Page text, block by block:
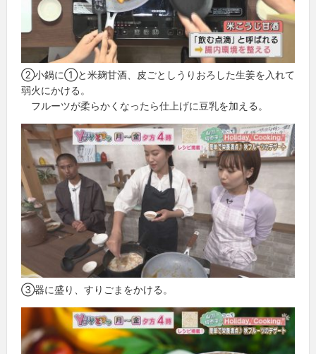
②小鍋に①と米麹甘酒、皮ごとしうりおろした生姜を入れて
弱火にかける。
フルーツが柔らかくなったら仕上げに豆乳を加える。
③器に盛り、すりごまをかける。